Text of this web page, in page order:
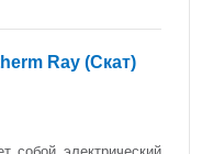
Ray (Скат)